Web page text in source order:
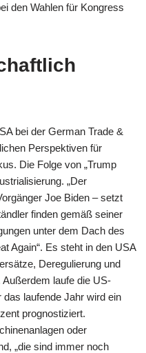
den Wahlen für Kongress
bei der German Trade &
Perspektiven für
Die Folge von „Trump
„Der
Joe Biden – setzt
finden gemäß seiner
unter dem Dach des
Again“. Es steht in den USA
Deregulierung und
laufe die US-
laufende Jahr wird ein
prognostiziert.
oder
„die sind immer noch